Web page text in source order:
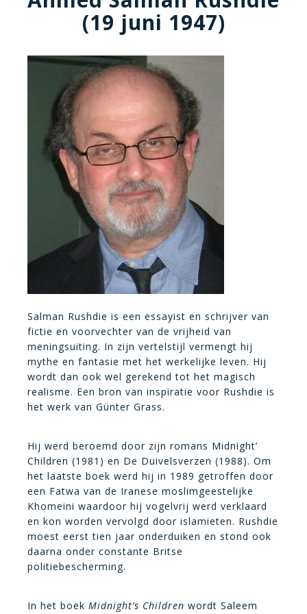
(19 juni 1947)
Salman Rushdie is een essayist en schrijver van
fictie en voorvechter van de vrijheid van
meningsuiting. In zijn vertelstijl vermengt hij
mythe en fantasie met het werkelijke leven. Hij
wordt dan ook wel gerekend tot het magisch
realisme. Een bron van inspiratie voor Rushdie is
het werk van Günter Grass.
Hij werd beroemd door zijn romans Midnight’
Children (1981) en De Duivelsverzen (1988). Om
het laatste boek werd hij in 1989 getroffen door
een Fatwa van de Iranese moslimgeestelijke
Khomeini waardoor hij vogelvrij werd verklaard
en kon worden vervolgd door islamieten. Rushdie
moest eerst tien jaar onderduiken en stond ook
daarna onder constante Britse
politiebescherming.
In het boek Midnight’s Children wordt Saleem